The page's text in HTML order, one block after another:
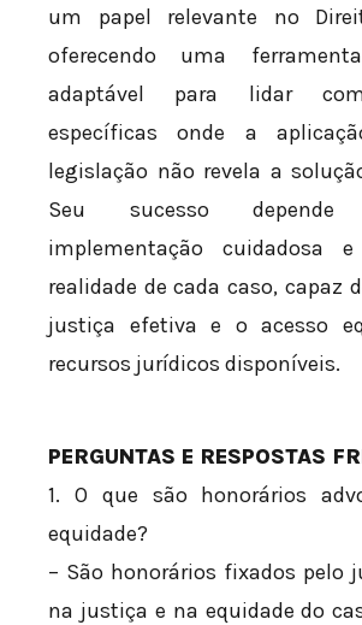
um papel relevante no
oferecendo uma
adaptável para lidar
específicas onde a
legislação não revela a
Seu sucesso
implementação cuidadosa
realidade de cada caso, capaz
justiça efetiva e o acesso
recursos jurídicos disponíveis.
PERGUNTAS E RESPOSTAS
1. O que são honorários
equidade?
– São honorários fixados pelo
na justiça e na equidade do